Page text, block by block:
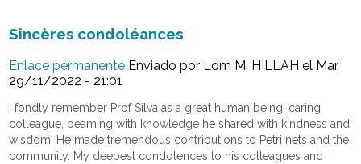
Sincères condoléances
Enlace permanente Enviado por Lom M. HILLAH el Mar,
29/11/2022 - 21:01
I fondly remember Prof Silva as a great human being, caring
colleague, beaming with knowledge he shared with kindness and
wisdom. He made tremendous contributions to Petri nets and the
community. My deepest condolences to his colleagues and